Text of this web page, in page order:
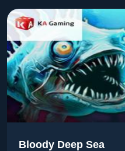
Bloody Deep Sea